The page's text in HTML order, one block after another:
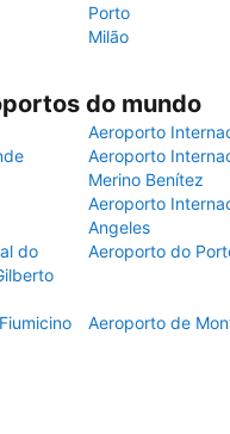
Porto
Milão
do mundo
Aeroporto
Aeroporto
Merino Benítez
Aeroporto
Angeles
do
Aeroporto do
Aeroporto de